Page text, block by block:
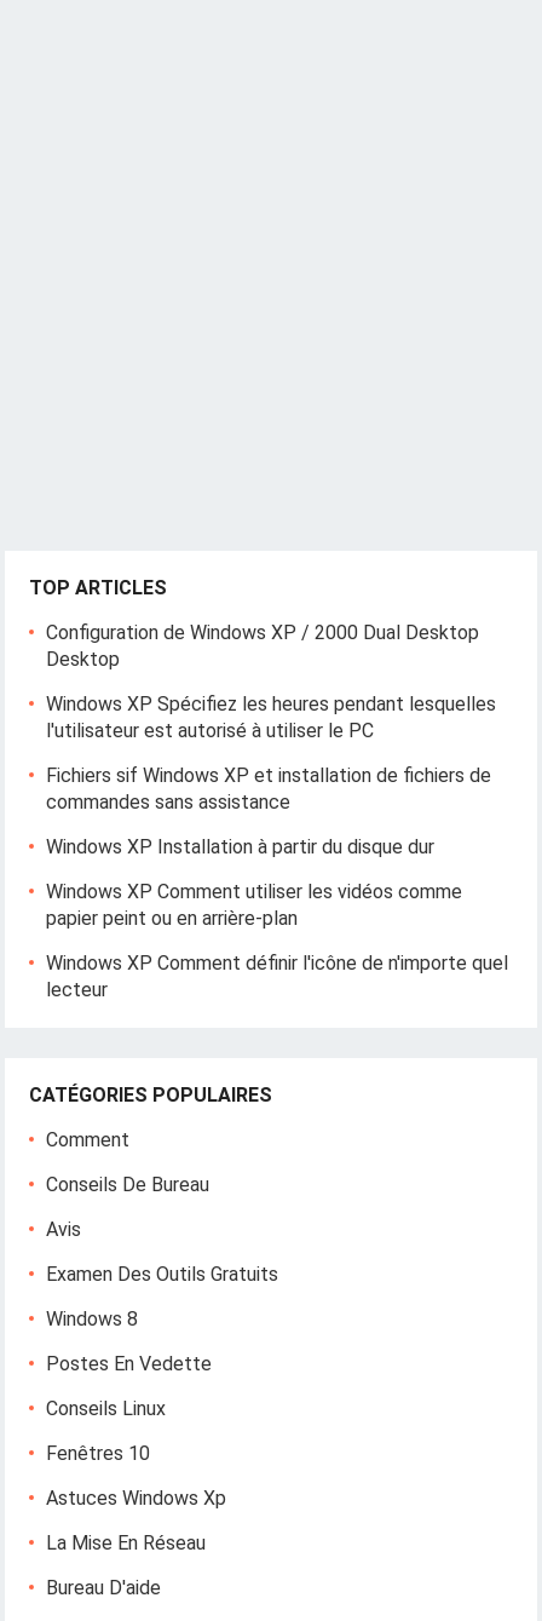
TOP ARTICLES
Configuration de Windows XP / 2000 Dual Desktop
Desktop
Windows XP Spécifiez les heures pendant lesquelles
l'utilisateur est autorisé à utiliser le PC
Fichiers sif Windows XP et installation de fichiers de
commandes sans assistance
Windows XP Installation à partir du disque dur
Windows XP Comment utiliser les vidéos comme
papier peint ou en arrière-plan
Windows XP Comment définir l'icône de n'importe quel
lecteur
CATÉGORIES POPULAIRES
Comment
Conseils De Bureau
Avis
Examen Des Outils Gratuits
Windows 8
Postes En Vedette
Conseils Linux
Fenêtres 10
Astuces Windows Xp
La Mise En Réseau
Bureau D'aide